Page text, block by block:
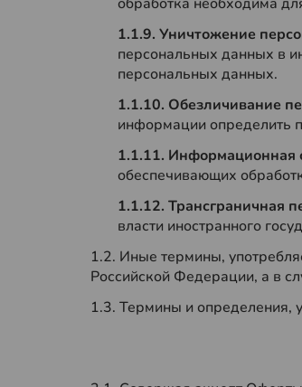
1.1.9. Уничтожение
персональных данных в
персональных данных.
1.1.10. Обезличивание
информации определить
1.1.11. Информационная
обеспечивающих
1.1.12. Трансграничная
власти иностранного
1.2. Иные термины,
Российской Федерации, а в
1.3. Термины и определения,